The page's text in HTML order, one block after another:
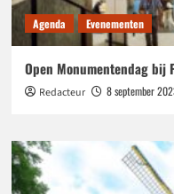
Agenda Evenementen
Open Monumentendag bij
Redacteur 8 september